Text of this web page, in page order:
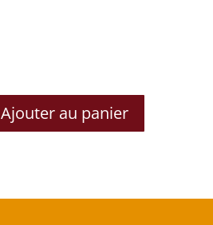
Ajouter au panier